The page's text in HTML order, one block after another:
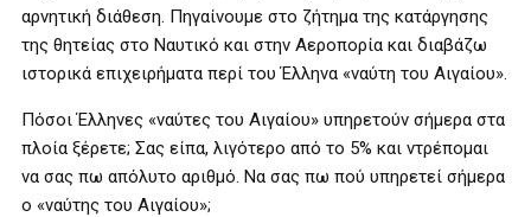
αρνητική διάθεση. Πηγαίνουμε στο ζήτημα της κατάργησης
της θητείας στο Ναυτικό και στην Αεροπορία και διαβάζω
ιστορικά επιχειρήματα περί του Έλληνα «ναύτη του Αιγαίου».
Πόσοι Έλληνες «ναύτες του Αιγαίου» υπηρετούν σήμερα στα
πλοία ξέρετε; Σας είπα, λιγότερο από το 5% και ντρέπομαι
να σας πω απόλυτο αριθμό. Να σας πω πού υπηρετεί σήμερα
ο «ναύτης του Αιγαίου»;